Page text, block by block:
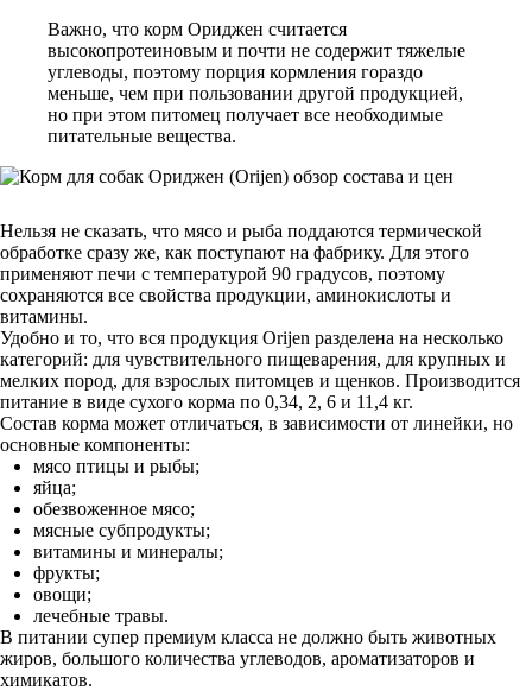
Важно, что корм Ориджен считается
высокопротеиновым и почти не содержит тяжелые
углеводы, поэтому порция кормления гораздо
меньше, чем при пользовании другой продукцией,
но при этом питомец получает все необходимые
питательные вещества.
Нельзя не сказать, что мясо и рыба поддаются термической
обработке сразу же, как поступают на фабрику. Для этого
применяют печи с температурой 90 градусов, поэтому
сохраняются все свойства продукции, аминокислоты и
витамины.
Удобно и то, что вся продукция Orijen разделена на несколько
категорий: для чувствительного пищеварения, для крупных и
мелких пород, для взрослых питомцев и щенков. Производится
питание в виде сухого корма по 0,34, 2, 6 и 11,4 кг.
Состав корма может отличаться, в зависимости от линейки, но
основные компоненты:
мясо птицы и рыбы;
яйца;
обезвоженное мясо;
мясные субпродукты;
витамины и минералы;
фрукты;
овощи;
лечебные травы.
В питании супер премиум класса не должно быть животных
жиров, большого количества углеводов, ароматизаторов и
химикатов.